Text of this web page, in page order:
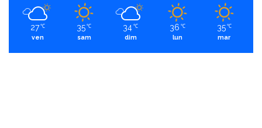
27 ℃
ven
35 ℃
sam
34 ℃
dim
36 ℃
lun
35 ℃
mar